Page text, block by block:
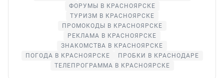
ФОРУМЫ В КРАСНОЯРСКЕ
ТУРИЗМ В КРАСНОЯРСКЕ
ПРОМОКОДЫ В КРАСНОЯРСКЕ
РЕКЛАМА В КРАСНОЯРСКЕ
ЗНАКОМСТВА В КРАСНОЯРСКЕ
ПОГОДА В КРАСНОЯРСКЕ
ПРОБКИ В КРАСНОДАРЕ
ТЕЛЕПРОГРАММА В КРАСНОЯРСКЕ